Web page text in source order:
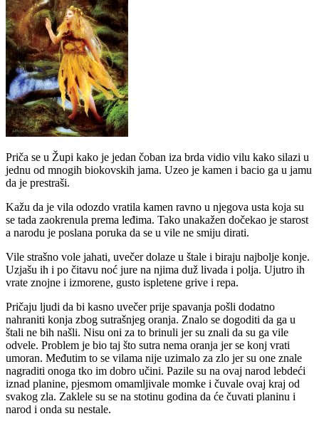
Priča se u Župi kako je jedan čoban iza brda vidio vilu kako silazi u
jednu od mnogih biokovskih jama. Uzeo je kamen i bacio ga u jamu
da je prestraši.
Kažu da je vila odozdo vratila kamen ravno u njegova usta koja su
se tada zaokrenula prema leđima. Tako unakažen dočekao je starost
a narodu je poslana poruka da se u vile ne smiju dirati.
Vile strašno vole jahati, uvečer dolaze u štale i biraju najbolje konje.
Uzjašu ih i po čitavu noć jure na njima duž livada i polja. Ujutro ih
vrate znojne i izmorene, gusto ispletene grive i repa.
Pričaju ljudi da bi kasno uvečer prije spavanja pošli dodatno
nahraniti konja zbog sutrašnjeg oranja. Znalo se dogoditi da ga u
štali ne bih našli. Nisu oni za to brinuli jer su znali da su ga vile
odvele. Problem je bio taj što sutra nema oranja jer se konj vrati
umoran. Međutim to se vilama nije uzimalo za zlo jer su one znale
nagraditi onoga tko im dobro učini. Pazile su na ovaj narod lebdeći
iznad planine, pjesmom omamljivale momke i čuvale ovaj kraj od
svakog zla. Zaklele su se na stotinu godina da će čuvati planinu i
narod i onda su nestale.